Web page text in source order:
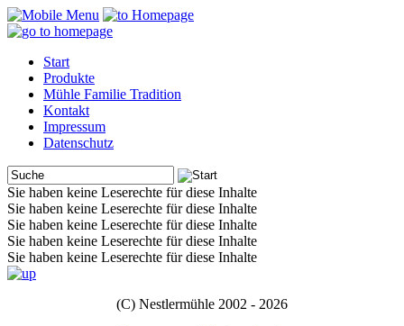
Start
Produkte
Mühle Familie Tradition
Kontakt
Impressum
Datenschutz
Sie haben keine Leserechte für diese Inhalte
Sie haben keine Leserechte für diese Inhalte
Sie haben keine Leserechte für diese Inhalte
Sie haben keine Leserechte für diese Inhalte
Sie haben keine Leserechte für diese Inhalte
(C) Nestlermühle 2002 - 2026